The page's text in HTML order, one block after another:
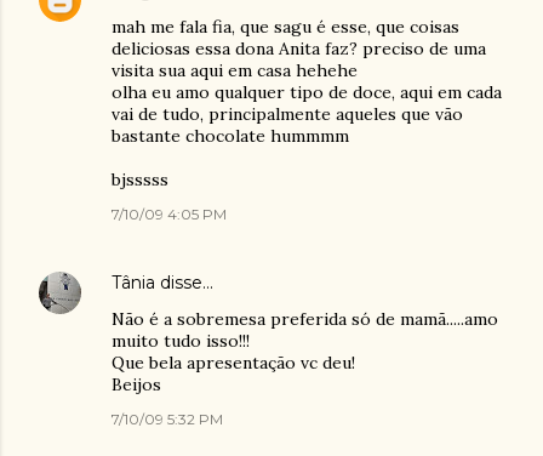
mah me fala fia, que sagu é esse, que coisas
deliciosas essa dona Anita faz? preciso de uma
visita sua aqui em casa hehehe
olha eu amo qualquer tipo de doce, aqui em cada
vai de tudo, principalmente aqueles que vão
bastante chocolate hummmm
bjsssss
7/10/09 4:05 PM
Tânia disse…
Não é a sobremesa preferida só de mamã.....amo
muito tudo isso!!!
Que bela apresentação vc deu!
Beijos
7/10/09 5:32 PM